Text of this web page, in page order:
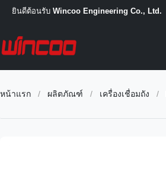
ยินดีต้อนรับ Wincoo Engineering Co., Ltd.
หน้าแรก / ผลิตภัณฑ์ / เครื่องเชื่อมถัง /